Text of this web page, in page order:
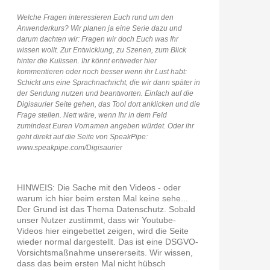
11.07.2026
Welche Fragen interessieren Euch rund um den
Anwenderkurs? Wir planen ja eine Serie dazu und
darum dachten wir: Fragen wir doch Euch was Ihr
wissen wollt. Zur Entwicklung, zu Szenen, zum Blick
hinter die Kulissen. Ihr könnt entweder hier
kommentieren oder noch besser wenn ihr Lust habt:
Schickt uns eine Sprachnachricht, die wir dann später in
der Sendung nutzen und beantworten. Einfach auf die
Digisaurier Seite gehen, das Tool dort anklicken und die
Frage stellen. Nett wäre, wenn Ihr in dem Feld
zumindest Euren Vornamen angeben würdet. Oder ihr
geht direkt auf die Seite von SpeakPipe:
www.speakpipe.com/Digisaurier
HINWEIS: Die Sache mit den Videos - oder
warum ich hier beim ersten Mal keine sehe...
Der Grund ist das Thema Datenschutz. Sobald
unser Nutzer zustimmt, dass wir Youtube-
Videos hier eingebettet zeigen, wird die Seite
wieder normal dargestellt. Das ist eine DSGVO-
Vorsichtsmaßnahme unsererseits. Wir wissen,
dass das beim ersten Mal nicht hübsch